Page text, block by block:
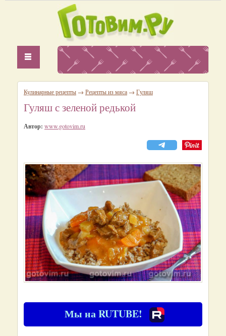
Кулинарные рецепты → Рецепты из мяса → Гуляш
Гуляш с зеленой редькой
Автор: www.gotovim.ru
Мы на RUTUBE!